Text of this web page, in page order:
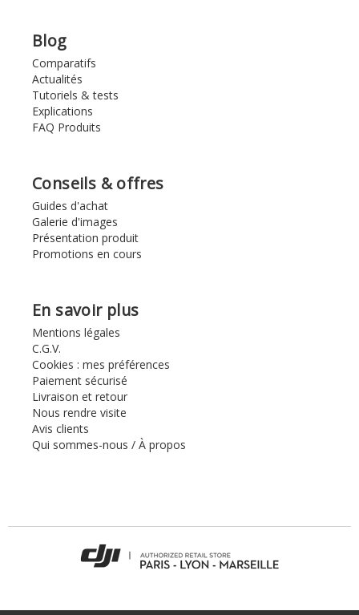
Blog
Comparatifs
Actualités
Tutoriels & tests
Explications
FAQ Produits
Conseils & offres
Guides d'achat
Galerie d'images
Présentation produit
Promotions en cours
En savoir plus
Mentions légales
C.G.V.
Cookies : mes préférences
Paiement sécurisé
Livraison et retour
Nous rendre visite
Avis clients
Qui sommes-nous / À propos